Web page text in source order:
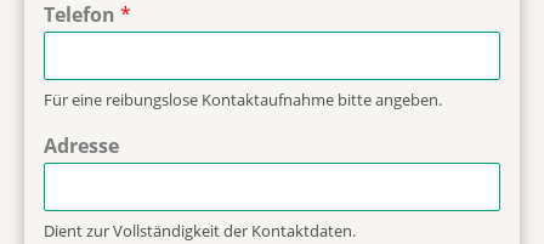
Telefon *
Für eine reibungslose Kontaktaufnahme bitte angeben.
Adresse
Dient zur Vollständigkeit der Kontaktdaten.